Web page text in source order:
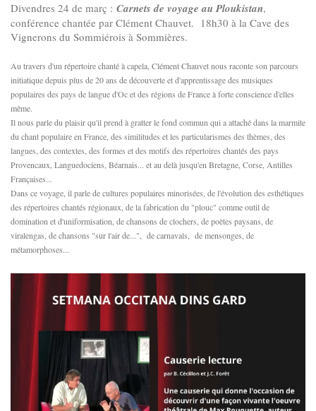
Divendres 24 de març : Carnets de voyage au Ploukistan,
conférence chantée par Clément Chauvet. 18h30 à la Cave des
Vignerons du Sommiérois à Sommières.
Au travers d'un répertoire chanté à capela, Clément Chauvet nous raconte son parcours
initiatique depuis plus de 20 ans de découverte et d'apprentissage des musiques
populaires des pays de langue d'Oc et des régions de France à forte conscience d'elles
même.
Il nous parle du plaisir qu'il prend à gratter le fond commun qui a attaché dans la marmite
du chant populaire en France, des similitudes et les particularismes des thèmes, des
langues, des contextes, des formes et des motifs des répertoires chantés des pays
Provencaux, Languedociens, Béarnais... et au delà jusqu'en Bretagne, Corse, Antilles
Françaises...
Dans ce voyage, il parle de cultures populaires minorisées, de l'évolution des esthétiques
des répertoires chantés régionaux, de la fabrication du "plouc" comme outil de
domination et d'uniformisation, de chansons de clochers, de poètes paysans, de
viralengas, de chansons "sur l'air de...", de carnavals, de mensonges, de
métamorphoses...